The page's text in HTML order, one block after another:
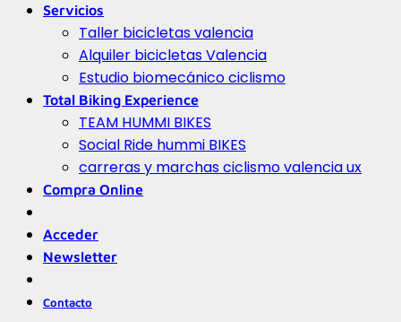
Servicios
Taller bicicletas valencia
Alquiler bicicletas Valencia
Estudio biomecánico ciclismo
Total Biking Experience
TEAM HUMMI BIKES
Social Ride hummi BIKES
carreras y marchas ciclismo valencia ux
Compra Online
Acceder
Newsletter
Contacto